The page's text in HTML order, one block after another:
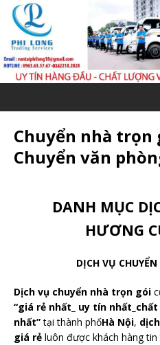
Chuyển nhà trọn
Chuyển văn
DANH MỤC
HƯƠNG
DỊCH VỤ
Dịch vụ chuyển nhà trọn gói
“giá rẻ nhất_ uy tín
nhất”tại thành phốHà Nội,
giá rẻ luôn được khách hàng